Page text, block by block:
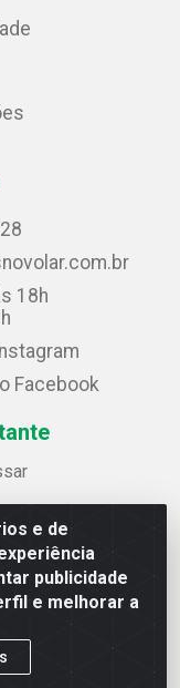
e de
publicidade
e melhorar a
18h
Facebook
- Jaboatão dos
610
70